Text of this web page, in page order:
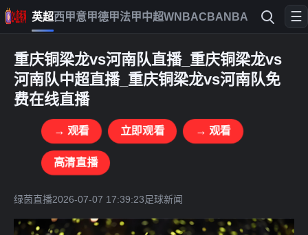
英超西甲意甲德甲法甲中超WNBACBA NBA ☰
重庆铜梁龙vs河南队直播_重庆铜梁龙vs
河南队中超直播_重庆铜梁龙vs河南队免
费在线直播
→ 观看 立即观看 → 观看
高清直播
绿茵直播2026-07-07 17:39:23足球新闻